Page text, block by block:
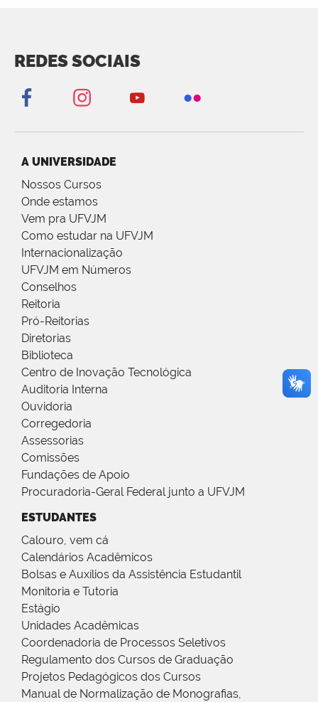
REDES SOCIAIS
A UNIVERSIDADE
Nossos Cursos
Onde estamos
Vem pra UFVJM
Como estudar na UFVJM
Internacionalização
UFVJM em Números
Conselhos
Reitoria
Pró-Reitorias
Diretorias
Biblioteca
Centro de Inovação Tecnológica
Auditoria Interna
Ouvidoria
Corregedoria
Assessorias
Comissões
Fundações de Apoio
Procuradoria-Geral Federal junto a UFVJM
ESTUDANTES
Calouro, vem cá
Calendários Acadêmicos
Bolsas e Auxílios da Assistência Estudantil
Monitoria e Tutoria
Estágio
Unidades Acadêmicas
Coordenadoria de Processos Seletivos
Regulamento dos Cursos de Graduação
Projetos Pedagógicos dos Cursos
Manual de Normalização de Monografias,